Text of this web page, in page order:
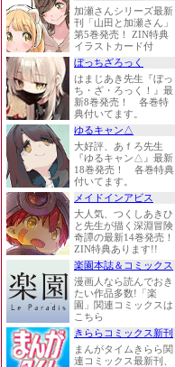
加瀬さんシリーズ最新
刊「山田と加瀬さん」
第5巻発売！ ZIN特典
イラストカード付
ぼっちざろっく
はまじあき先生『ぼっ
ち・ざ・ろっく！』最
新8巻発売！ 各巻特
典付いてます。
ゆるキャン△
大好評、あｆろ先生
『ゆるキャン△』最新
18巻発売！ 各巻特典
付いてます。
メイドインアビス
大人気、つくしあきひ
と先生が描く深淵冒険
奇譚の最新14巻発売！
ZIN特典あります!!
楽園本誌＆コミックス
漫画人なら読んでおき
たい作品多数!「楽
園」関連コミックスは
こちら
きららコミックス新刊
まんがタイムきらら関
連コミックス最新刊、